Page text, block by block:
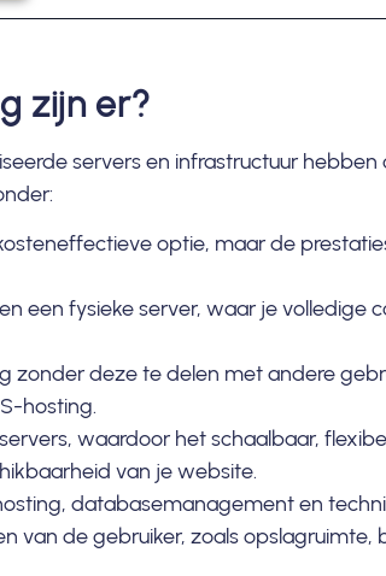
zijn er?
servers en infrastructuur
optie, maar de
een fysieke server, waar je volledige
zonder deze te delen met andere
hosting.
waardoor het schaalbaar,
van je website.
databasemanagement en
van de gebruiker, zoals opslagruimte,